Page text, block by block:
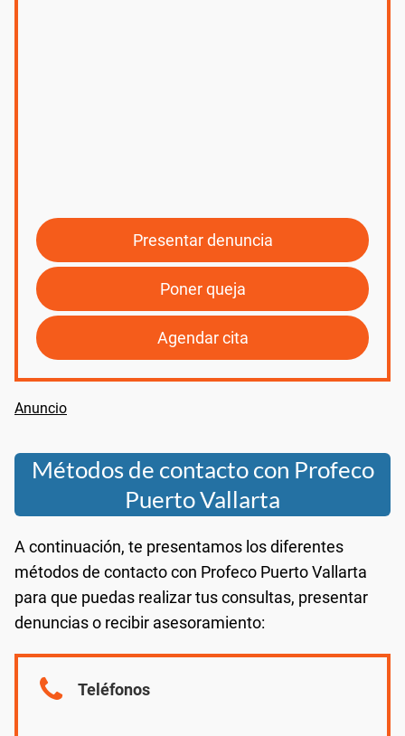
Presentar denuncia
Poner queja
Agendar cita
Métodos de contacto con Profeco
Puerto Vallarta
A continuación, te presentamos los diferentes
métodos de contacto con Profeco Puerto Vallarta
para que puedas realizar tus consultas, presentar
denuncias o recibir asesoramiento:
Teléfonos